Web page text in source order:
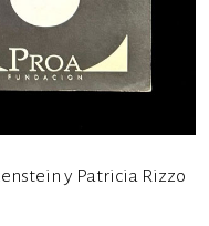
y Patricia Rizzo